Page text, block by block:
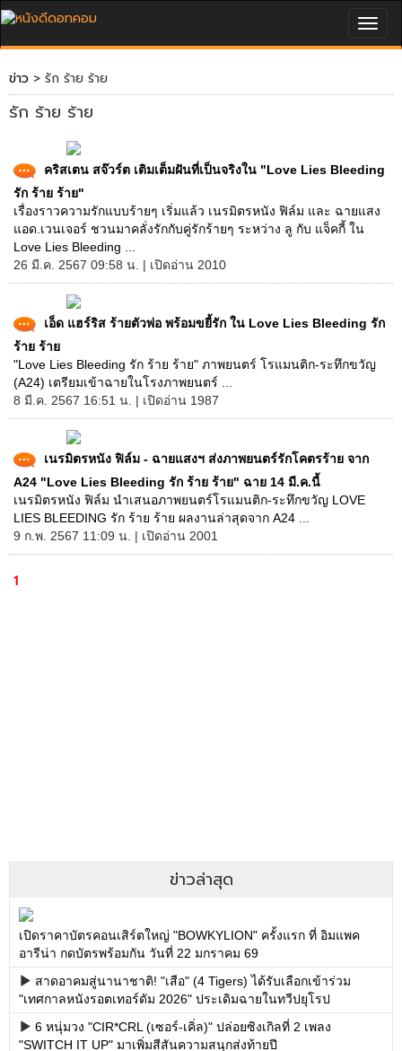
ข่าว > รัก ร้าย ร้าย
รัก ร้าย ร้าย
คริสเตน สจ๊วร์ต เติมเต็มฝันที่เป็นจริงใน "Love Lies Bleeding
รัก ร้าย ร้าย"
เรื่องราวความรักแบบร้ายๆ เริ่มแล้ว เนรมิตรหนัง ฟิล์ม และ ฉายแสง
แอด.เวนเจอร์ ชวนมาคลั่งรักกับคู่รักร้ายๆ ระหว่าง ลู กับ แจ็คกี้ ใน
Love Lies Bleeding ...
26 มี.ค. 2567 09:58 น. | เปิดอ่าน 2010
เอ็ด แฮร์ริส ร้ายตัวพ่อ พร้อมขยี้รัก ใน Love Lies Bleeding รัก
ร้าย ร้าย
"Love Lies Bleeding รัก ร้าย ร้าย" ภาพยนตร์ โรแมนติก-ระทึกขวัญ
(A24) เตรียมเข้าฉายในโรงภาพยนตร์ ...
8 มี.ค. 2567 16:51 น. | เปิดอ่าน 1987
เนรมิตรหนัง ฟิล์ม - ฉายแสงฯ ส่งภาพยนตร์รักโคตรร้าย จาก
A24 "Love Lies Bleeding รัก ร้าย ร้าย" ฉาย 14 มี.ค.นี้
เนรมิตรหนัง ฟิล์ม นำเสนอภาพยนตร์โรแมนติก-ระทึกขวัญ LOVE
LIES BLEEDING รัก ร้าย ร้าย ผลงานล่าสุดจาก A24 ...
9 ก.พ. 2567 11:09 น. | เปิดอ่าน 2001
1
ข่าวล่าสุด
เปิดราคาบัตรคอนเสิร์ตใหญ่ "BOWKYLION" ครั้งแรก ที่ อิมแพค
อารีน่า กดบัตรพร้อมกัน วันที่ 22 มกราคม 69
สาดอาคมสู่นานาชาติ! "เสือ" (4 Tigers) ได้รับเลือกเข้าร่วม
"เทศกาลหนังรอตเทอร์ดัม 2026" ประเดิมฉายในทวีปยุโรป
6 หนุ่มวง "CIR*CRL (เซอร์-เคิ่ล)" ปล่อยซิงเกิลที่ 2 เพลง
"SWITCH IT UP" มาเพิ่มสีสันความสนุกส่งท้ายปี